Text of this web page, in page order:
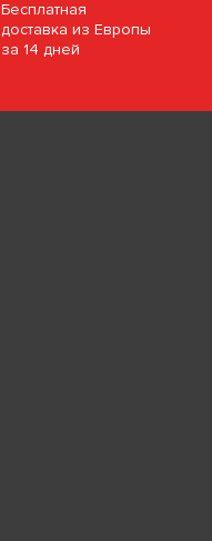
Бесплатная
доставка из Европы
за 14 дней